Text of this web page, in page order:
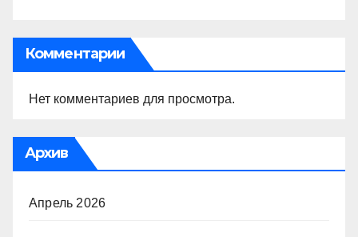
Комментарии
Нет комментариев для просмотра.
Архив
Апрель 2026